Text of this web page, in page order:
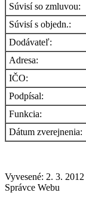
Súvisí so zmluvou:
Súvisí s objedn.:
Dodávateľ:
Adresa:
IČO:
Podpísal:
Funkcia:
Dátum zverejnenia:
Vyvesené: 2. 3. 2012
Správce Webu